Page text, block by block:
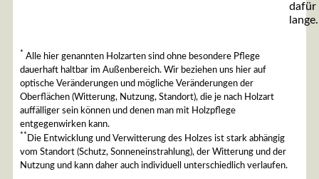
dafür
lange.
* Alle hier genannten Holzarten sind ohne besondere Pflege
dauerhaft haltbar im Außenbereich. Wir beziehen uns hier auf
optische Veränderungen und mögliche Veränderungen der
Oberflächen (Witterung, Nutzung, Standort), die je nach Holzart
auffälliger sein können und denen man mit Holzpflege
entgegenwirken kann.
** Die Entwicklung und Verwitterung des Holzes ist stark abhängig
vom Standort (Schutz, Sonneneinstrahlung), der Witterung und der
Nutzung und kann daher auch individuell unterschiedlich verlaufen.